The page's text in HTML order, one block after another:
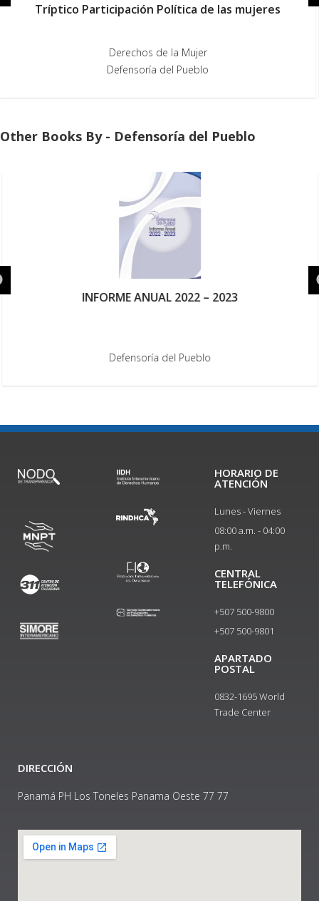
Tríptico Participación Política de las mujeres
Derechos de la Mujer
Defensoría del Pueblo
Other Books By - Defensoría del Pueblo
INFORME ANUAL 2022 – 2023
Defensoría del Pueblo
HORARIO DE
ATENCIÓN
Lunes - Viernes
08:00 a.m. - 04:00
p.m.
CENTRAL
TELEFÓNICA
+507 500-9800
+507 500-9801​
APARTADO
POSTAL
0832-1695 World
Trade Center
DIRECCIÓN
Panamá PH Los Toneles Panama Oeste 77 77